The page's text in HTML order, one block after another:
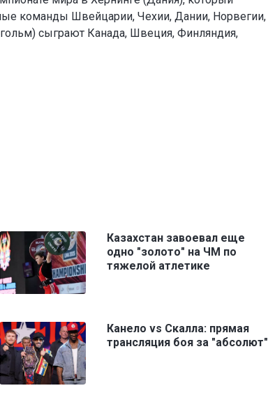
команды Швейцарии, Чехии, Дании, Норвегии,
сыграют Канада, Швеция, Финляндия,
Казахстан завоевал еще
одно "золото" на ЧМ по
тяжелой атлетике
Канело vs Скалла: прямая
трансляция боя за "абсолют"